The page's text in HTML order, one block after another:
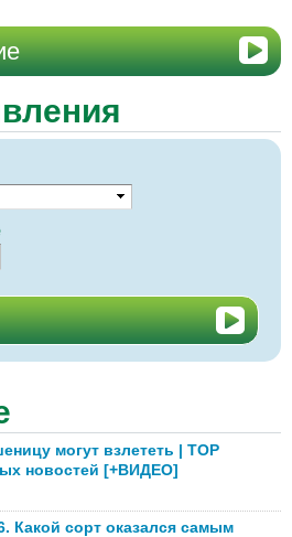
могут взлететь | TOP
новостей [+ВИДЕО]
Какой сорт оказался самым